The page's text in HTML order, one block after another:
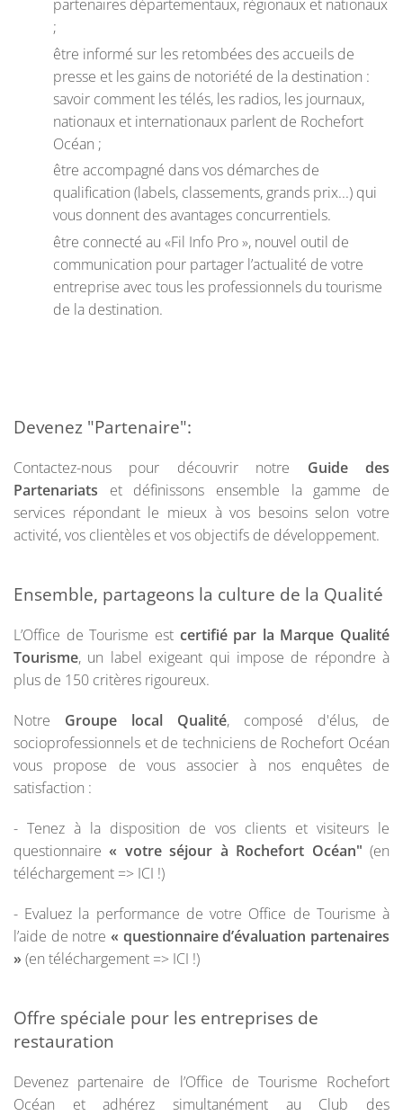
partenaires départementaux, régionaux et nationaux
;
être informé sur les retombées des accueils de
presse et les gains de notoriété de la destination :
savoir comment les télés, les radios, les journaux,
nationaux et internationaux parlent de Rochefort
Océan ;
être accompagné dans vos démarches de
qualification (labels, classements, grands prix...) qui
vous donnent des avantages concurrentiels.
être connecté au «Fil Info Pro », nouvel outil de
communication pour partager l’actualité de votre
entreprise avec tous les professionnels du tourisme
de la destination.
Devenez "Partenaire":
Contactez-nous pour découvrir notre Guide des
Partenariats et définissons ensemble la gamme de
services répondant le mieux à vos besoins selon votre
activité, vos clientèles et vos objectifs de développement.
Ensemble, partageons la culture de la Qualité
L’Office de Tourisme est certifié par la Marque Qualité
Tourisme, un label exigeant qui impose de répondre à
plus de 150 critères rigoureux.
Notre Groupe local Qualité, composé d'élus, de
socioprofessionnels et de techniciens de Rochefort Océan
vous propose de vous associer à nos enquêtes de
satisfaction :
- Tenez à la disposition de vos clients et visiteurs le
questionnaire« votre séjour à Rochefort Océan" (en
téléchargement => ICI !)
- Evaluez la performance de votre Office de Tourisme à
l’aide de notre « questionnaire d’évaluation partenaires
»(en téléchargement => ICI !)
Offre spéciale pour les entreprises de
restauration
Devenez partenaire de l’Office de Tourisme Rochefort
Océan et adhérez simultanément au Club des